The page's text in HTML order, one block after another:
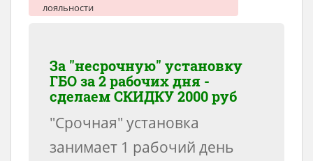
лояльности
За "несрочную" установку
ГБО за 2 рабочих дня -
сделаемСКИДКУ 2000 руб
"Срочная" установка
занимает 1 рабочий день